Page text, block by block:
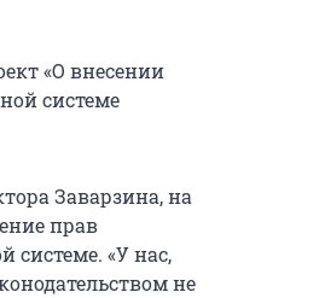
«О внесении
системе
Заварзина, на
прав
«У нас,
не